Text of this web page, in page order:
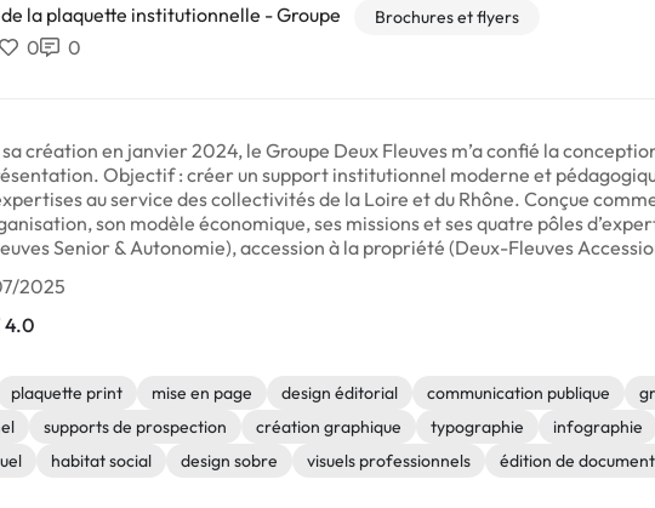
la plaquette institutionnelle - Groupe
Brochures et flyers
0 0
sa création en janvier 2024, le Groupe Deux Fleuves m’a confié la
Objectif : créer un support institutionnel moderne et
au service des collectivités de la Loire et du Rhône. Conçue
son modèle économique, ses missions et ses quatre pôles
Senior & Autonomie), accession à la propriété (Deux-Fleuves
2025
4.0
plaquette print mise en page design éditorial communication publique
supports de prospection création graphique typographie infographie
habitat social design sobre visuels professionnels édition de